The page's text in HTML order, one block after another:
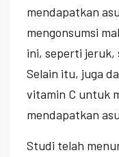
mendapatkan
mengonsumsi
ini, seperti jeruk,
Selain itu, juga
vitamin C untuk
mendapatkan
Studi telah